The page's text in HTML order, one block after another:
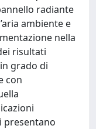
radiante
ambiente e
nella
risultati
grado di
con
presentano